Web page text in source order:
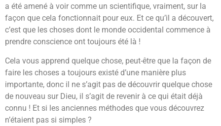
a été amené à voir comme un scientifique, vraiment, sur la
façon que cela fonctionnait pour eux. Et ce qu’il a découvert,
c’est que les choses dont le monde occidental commence à
prendre conscience ont toujours été là !
Cela vous apprend quelque chose, peut-être que la façon de
faire les choses a toujours existé d’une manière plus
importante, donc il ne s’agit pas de découvrir quelque chose
de nouveau sur Dieu, il s’agit de revenir à ce qui était déjà
connu ! Et si les anciennes méthodes que vous découvrez
n’étaient pas si simples ?